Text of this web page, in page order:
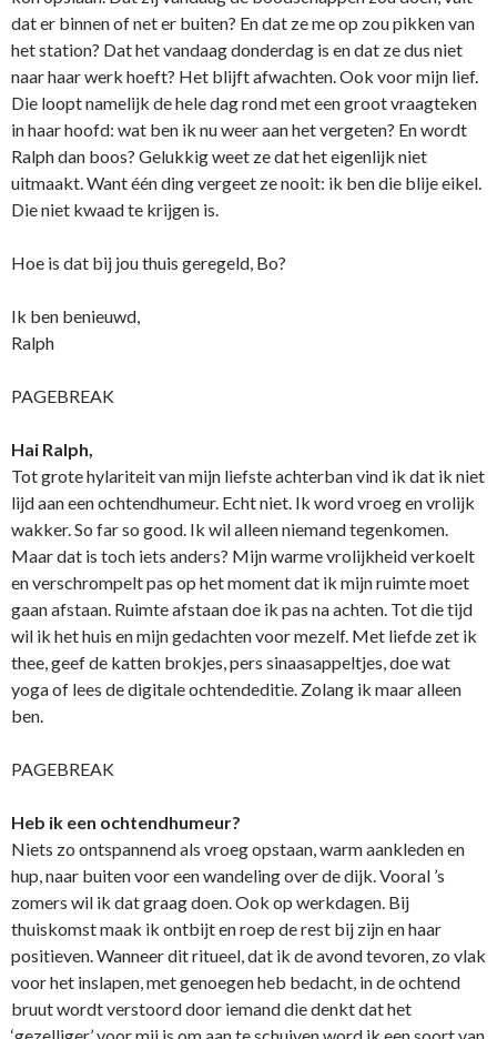
dat er binnen of net er buiten? En dat ze me op zou pikken van
het station? Dat het vandaag donderdag is en dat ze dus niet
naar haar werk hoeft? Het blijft afwachten. Ook voor mijn lief.
Die loopt namelijk de hele dag rond met een groot vraagteken
in haar hoofd: wat ben ik nu weer aan het vergeten? En wordt
Ralph dan boos? Gelukkig weet ze dat het eigenlijk niet
uitmaakt. Want één ding vergeet ze nooit: ik ben die blije eikel.
Die niet kwaad te krijgen is.
Hoe is dat bij jou thuis geregeld, Bo?
Ik ben benieuwd,
Ralph
PAGEBREAK
Hai Ralph,
Tot grote hylariteit van mijn liefste achterban vind ik dat ik niet
lijd aan een ochtendhumeur. Echt niet. Ik word vroeg en vrolijk
wakker. So far so good. Ik wil alleen niemand tegenkomen.
Maar dat is toch iets anders? Mijn warme vrolijkheid verkoelt
en verschrompelt pas op het moment dat ik mijn ruimte moet
gaan afstaan. Ruimte afstaan doe ik pas na achten. Tot die tijd
wil ik het huis en mijn gedachten voor mezelf. Met liefde zet ik
thee, geef de katten brokjes, pers sinaasappeltjes, doe wat
yoga of lees de digitale ochtendeditie. Zolang ik maar alleen
ben.
PAGEBREAK
Heb ik een ochtendhumeur?
Niets zo ontspannend als vroeg opstaan, warm aankleden en
hup, naar buiten voor een wandeling over de dijk. Vooral ’s
zomers wil ik dat graag doen. Ook op werkdagen. Bij
thuiskomst maak ik ontbijt en roep de rest bij zijn en haar
positieven. Wanneer dit ritueel, dat ik de avond tevoren, zo vlak
voor het inslapen, met genoegen heb bedacht, in de ochtend
bruut wordt verstoord door iemand die denkt dat het